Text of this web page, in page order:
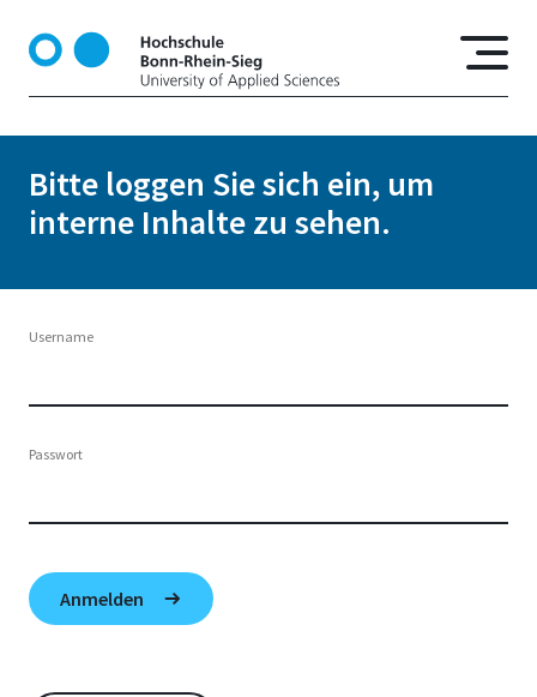
k
Bitte loggen Sie sich ein, um
interne Inhalte zu sehen.
Username
Passwort